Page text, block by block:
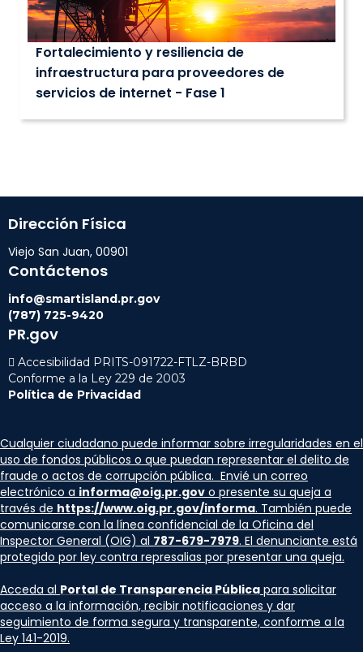
Fortalecimiento y resiliencia de
infraestructura para proveedores de
servicios de internet - Fase 1
Dirección Física
Viejo San Juan, 00901
Contáctenos
info@smartisland.pr.gov
(787) 725-9420
PR.gov
 Accesibilidad PRITS-091722-FTLZ-BRBD
‍Conforme a la Ley 229 de 2003
Política de Privacidad
Cualquier ciudadano puede informar sobre irregularidades en el
uso de fondos públicos o que puedan representar el delito de
fraude o actos de corrupción pública. Envié un correo
electrónico a informa@oig.pr.gov o presente su queja a
través de https://www.oig.pr.gov/informa. También puede
comunicarse con la línea confidencial de la Oficina del
Inspector General (OIG) al 787-679-7979. El denunciante está
protegido por ley contra represalias por presentar una queja.
Acceda al Portal de Transparencia Pública para solicitar
acceso a la información, recibir notificaciones y dar
seguimiento de forma segura y transparente, conforme a la
Ley 141-2019.